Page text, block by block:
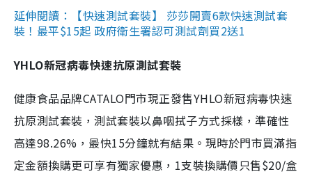
延伸閱讀：【快速測試套裝】 莎莎開賣6款快速測試套
裝！最平$15起 政府衛生署認可測試劑買2送1
YHLO新冠病毒快速抗原測試套裝
健康食品品牌CATALO門市現正發售YHLO新冠病毒快速
抗原測試套裝，測試套裝以鼻咽拭子方式採樣，準確性
高達98.26%，最快15分鐘就有結果。現時於門市買滿指
定金額換購更可享有獨家優惠，1支裝換購價只售$20/盒